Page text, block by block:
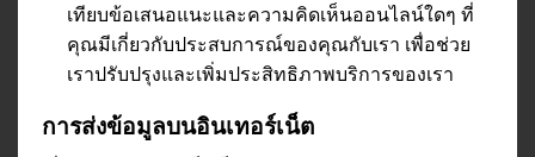
เทียบข้อเสนอแนะและความคิดเห็นออนไลน์ใดๆ ที่
คุณมีเกี่ยวกับประสบการณ์ของคุณกับเรา เพื่อช่วย
เราปรับปรุงและเพิ่มประสิทธิภาพบริการของเรา
การส่งข้อมูลบนอินเทอร์เน็ต